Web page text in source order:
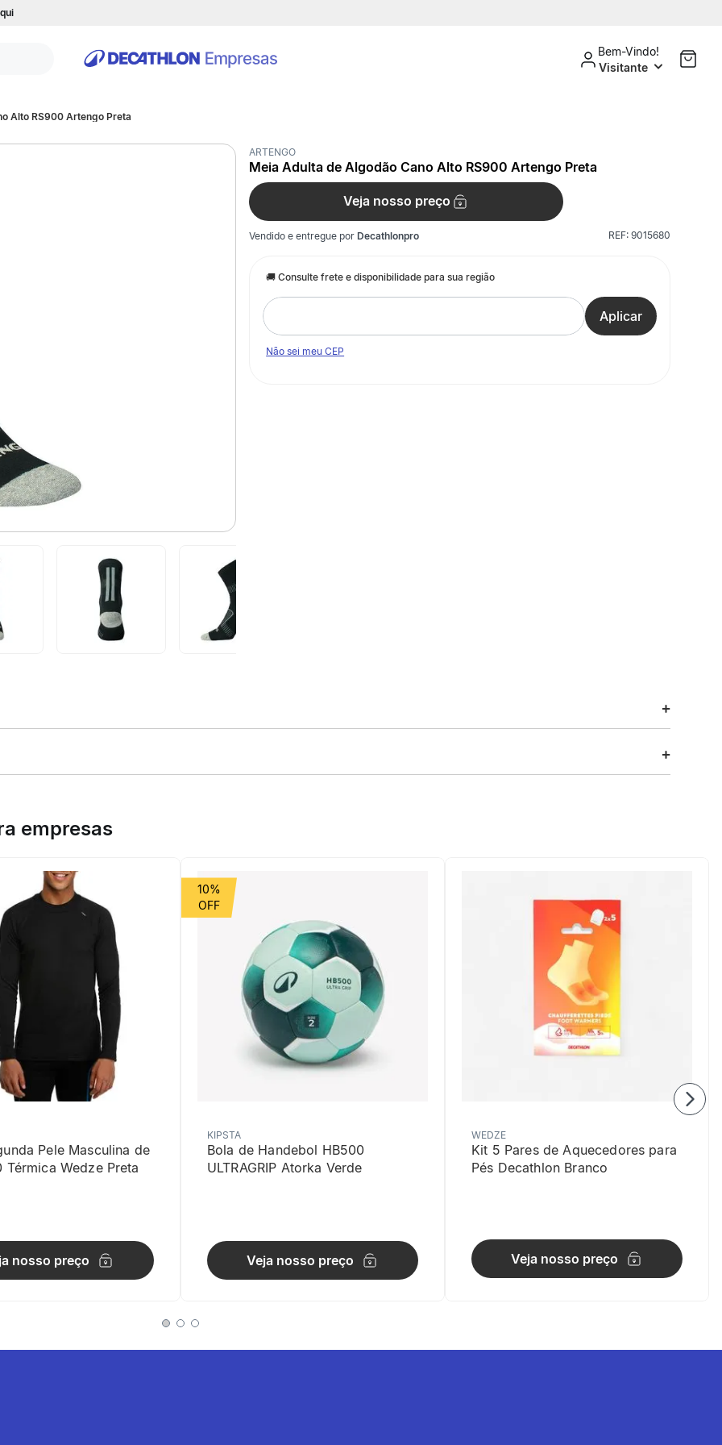
Bem-Vindo!
Visitante
Alto RS900 Artengo Preta
ARTENGO
Meia Adulta de Algodão Cano Alto RS900 Artengo Preta
Veja nosso preço
Vendido e entregue porDecathlonpro REF: 9015680
Não sei meu CEP
e no meio do pé, aumentando a durabilidade das meias.
empresas
Pele Masculina de
Térmica Wedze Preta
nosso preço
KIPSTA
Bola de Handebol HB500
ULTRAGRIP Atorka Verde
10%
Veja nosso preço
WEDZE
Kit 5 Pares de Aquecedores para
Pés Decathlon Branco
Veja nosso preço